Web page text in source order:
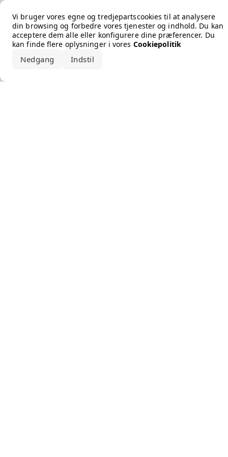
Vi bruger vores egne og tredjepartscookies til at analysere
din browsing og forbedre vores tjenester og indhold. Du kan
acceptere dem alle eller konfigurere dine præferencer. Du
kan finde flere oplysninger i vores Cookiepolitik
Nedgang Indstil
Error loading the brand